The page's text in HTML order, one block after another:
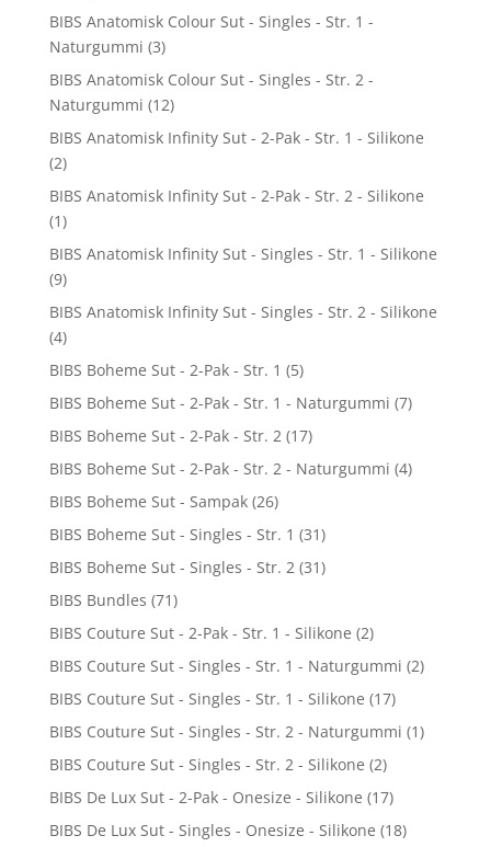
BIBS Anatomisk Colour Sut - Singles - Str. 1 -
Naturgummi (3)
BIBS Anatomisk Colour Sut - Singles - Str. 2 -
Naturgummi (12)
BIBS Anatomisk Infinity Sut - 2-Pak - Str. 1 - Silikone
(2)
BIBS Anatomisk Infinity Sut - 2-Pak - Str. 2 - Silikone
(1)
BIBS Anatomisk Infinity Sut - Singles - Str. 1 - Silikone
(9)
BIBS Anatomisk Infinity Sut - Singles - Str. 2 - Silikone
(4)
BIBS Boheme Sut - 2-Pak - Str. 1 (5)
BIBS Boheme Sut - 2-Pak - Str. 1 - Naturgummi (7)
BIBS Boheme Sut - 2-Pak - Str. 2 (17)
BIBS Boheme Sut - 2-Pak - Str. 2 - Naturgummi (4)
BIBS Boheme Sut - Sampak (26)
BIBS Boheme Sut - Singles - Str. 1 (31)
BIBS Boheme Sut - Singles - Str. 2 (31)
BIBS Bundles (71)
BIBS Couture Sut - 2-Pak - Str. 1 - Silikone (2)
BIBS Couture Sut - Singles - Str. 1 - Naturgummi (2)
BIBS Couture Sut - Singles - Str. 1 - Silikone (17)
BIBS Couture Sut - Singles - Str. 2 - Naturgummi (1)
BIBS Couture Sut - Singles - Str. 2 - Silikone (2)
BIBS De Lux Sut - 2-Pak - Onesize - Silikone (17)
BIBS De Lux Sut - Singles - Onesize - Silikone (18)